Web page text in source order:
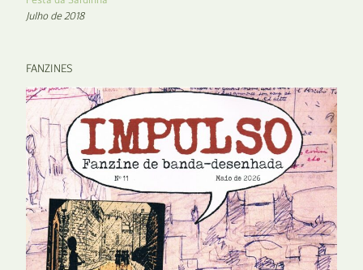
Julho de 2018
FANZINES